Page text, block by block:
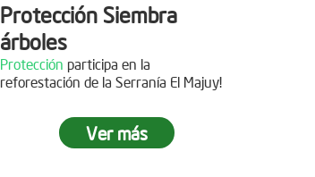
Protección Siembra
árboles
Protección participa en la
reforestación de la Serranía El Majuy!
Ver más